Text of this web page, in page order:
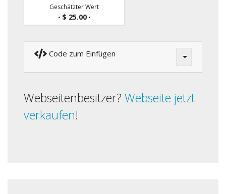
Geschätzter Wert
• $ 25.00•
Code zum Einfügen
Webseitenbesitzer? Webseite jetzt
verkaufen!